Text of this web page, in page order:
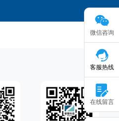
微信咨询
客服热线
在线留言